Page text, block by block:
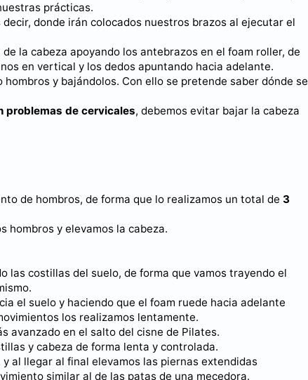
prácticas.
donde irán colocados nuestros brazos al ejecutar el
la cabeza apoyando los antebrazos en el foam roller, de
en vertical y los dedos apuntando hacia adelante.
hombros y bajándolos. Con ello se pretende saber dónde se
problemas de cervicales, debemos evitar bajar la cabeza
de hombros, de forma que lo realizamos un total de 3
hombros y elevamos la cabeza.
las costillas del suelo, de forma que vamos trayendo el
el suelo y haciendo que el foam ruede hacia adelante
los realizamos lentamente.
avanzado en el salto del cisne de Pilates.
y cabeza de forma lenta y controlada.
al llegar al final elevamos las piernas extendidas
similar al de las patas de una mecedora.